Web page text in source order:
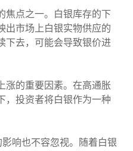
焦点之一。白银库存的下
出市场上白银实物供应的
下去，可能会导致银价进
涨的重要因素。在高通胀
，投资者将白银作为一种
响也不容忽视。随着白银